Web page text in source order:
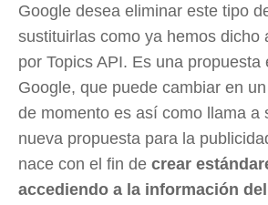
Google desea eliminar este tipo
sustituirlas como ya hemos dicho
por Topics API. Es una propuesta
Google, que puede cambiar en
de momento es así como llama a
nueva propuesta para la
nace con el fin de crear
accediendo a la información